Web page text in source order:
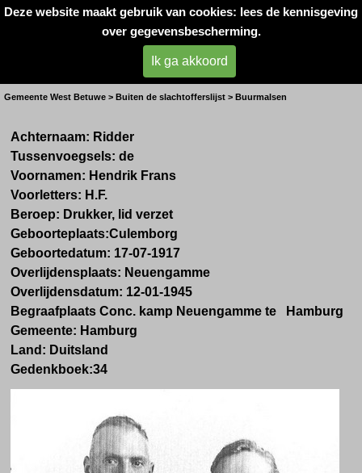
Deze website maakt gebruik van cookies: lees de kennisgeving
over gegevensbescherming.
Ik ga akkoord
Oorlogsslachtoffers
West- Betuwe
Dhr. H.F. de Ridder uit Buurmalsen
Gemeente West Betuwe > Buiten de slachtofferslijst > Buurmalsen
Achternaam: Ridder
Tussenvoegsels: de
Voornamen: Hendrik Frans
Voorletters: H.F.
Beroep: Drukker, lid verzet
Geboorteplaats:Culemborg
Geboortedatum: 17-07-1917
Overlijdensplaats: Neuengamme
Overlijdensdatum: 12-01-1945
Begraafplaats Conc. kamp Neuengamme te Hamburg
Gemeente: Hamburg
Land: Duitsland
Gedenkboek:34